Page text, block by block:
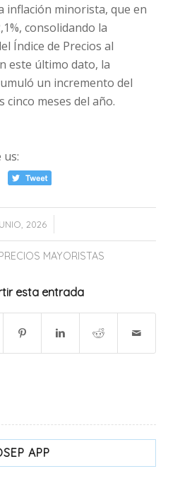
inflación minorista, que en
consolidando la
Índice de Precios al
este último dato, la
un incremento del
cinco meses del año.
us:
2026
/
MAYORISTAS
esta entrada
APP